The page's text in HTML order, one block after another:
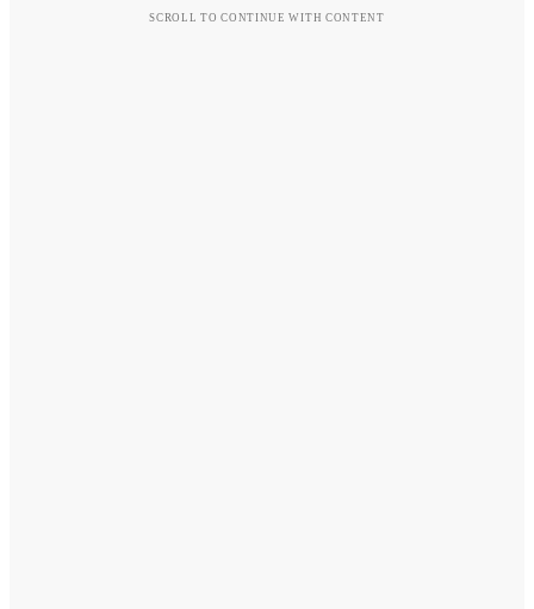
SCROLL TO CONTINUE WITH CONTENT